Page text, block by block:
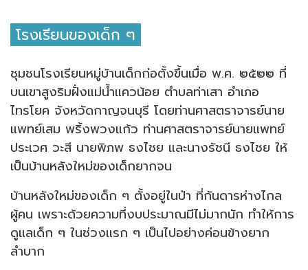
โรงเรียนของเด็ก ๆ
ชุมชนโรงเรียนหมู่บ้านเด็กก่อตั้งขึ้นเมื่อ พ.ศ. ๒๕๒๒ ที่
บนเขาสูงริมฝั่งแม่น้ำแควน้อย ตำบลท่าเสา อำเภอ
ไทรโยค จังหวัดกาญจนบุรี โดยท่านศาสตราจารย์นาย
แพทย์เสม พริ้งพวงแก้ว ท่านศาสตราจารย์นายแพทย์
ประเวศ วะสี นายพิภพ ธงไชย และนางรัชนี ธงไชย ให้
เป็นบ้านหลังใหม่ของเด็กยากจน
บ้านหลังใหม่ของเด็ก ๆ ตั้งอยู่ในป่า ที่กันดารห่างไกล
ผู้คน เพราะด้วยความที่งบประมาณมีไม่มากนัก ทำให้การ
ดูแลเด็ก ๆ ในช่วงแรก ๆ เป็นไปอย่างค่อนข้างยาก
ลำบาก